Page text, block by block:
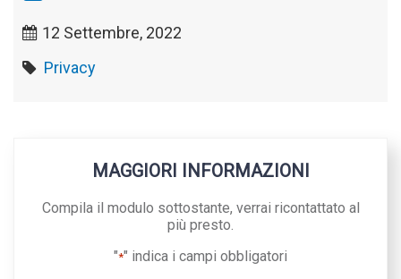
12 Settembre, 2022
Privacy
MAGGIORI INFORMAZIONI
Compila il modulo sottostante, verrai ricontattato al
più presto.
"*" indica i campi obbligatori